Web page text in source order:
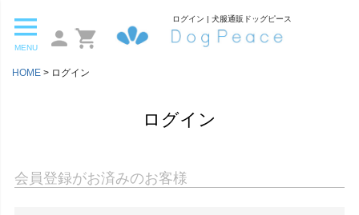
MENU
ログイン | 犬服通販ドッグピース
HOME ログイン
ログイン
会員登録がお済みのお客様